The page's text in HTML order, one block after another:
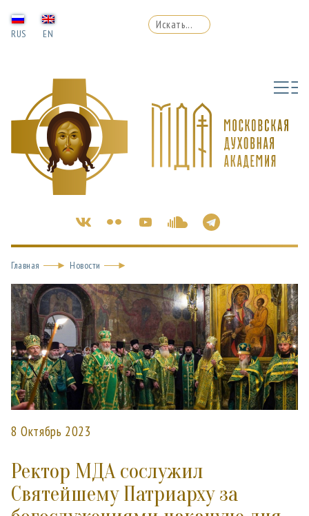
RUS EN
Главная Новости
8 Октябрь 2023
Ректор МДА сослужил
Святейшему Патриарху за